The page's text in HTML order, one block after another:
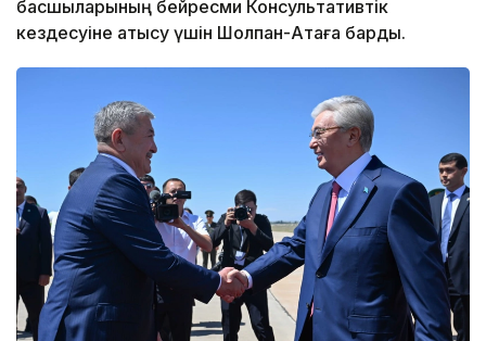
басшыларының бейресми Консультативтік
кездесуіне қатысу үшін Шолпан-Атаға барды.